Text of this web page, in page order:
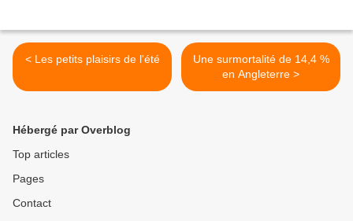
< Les petits plaisirs de l'été
Une surmortalité de 14,4 %
en Angleterre >
Hébergé par Overblog
Top articles
Pages
Contact